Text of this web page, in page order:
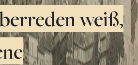
weiß,